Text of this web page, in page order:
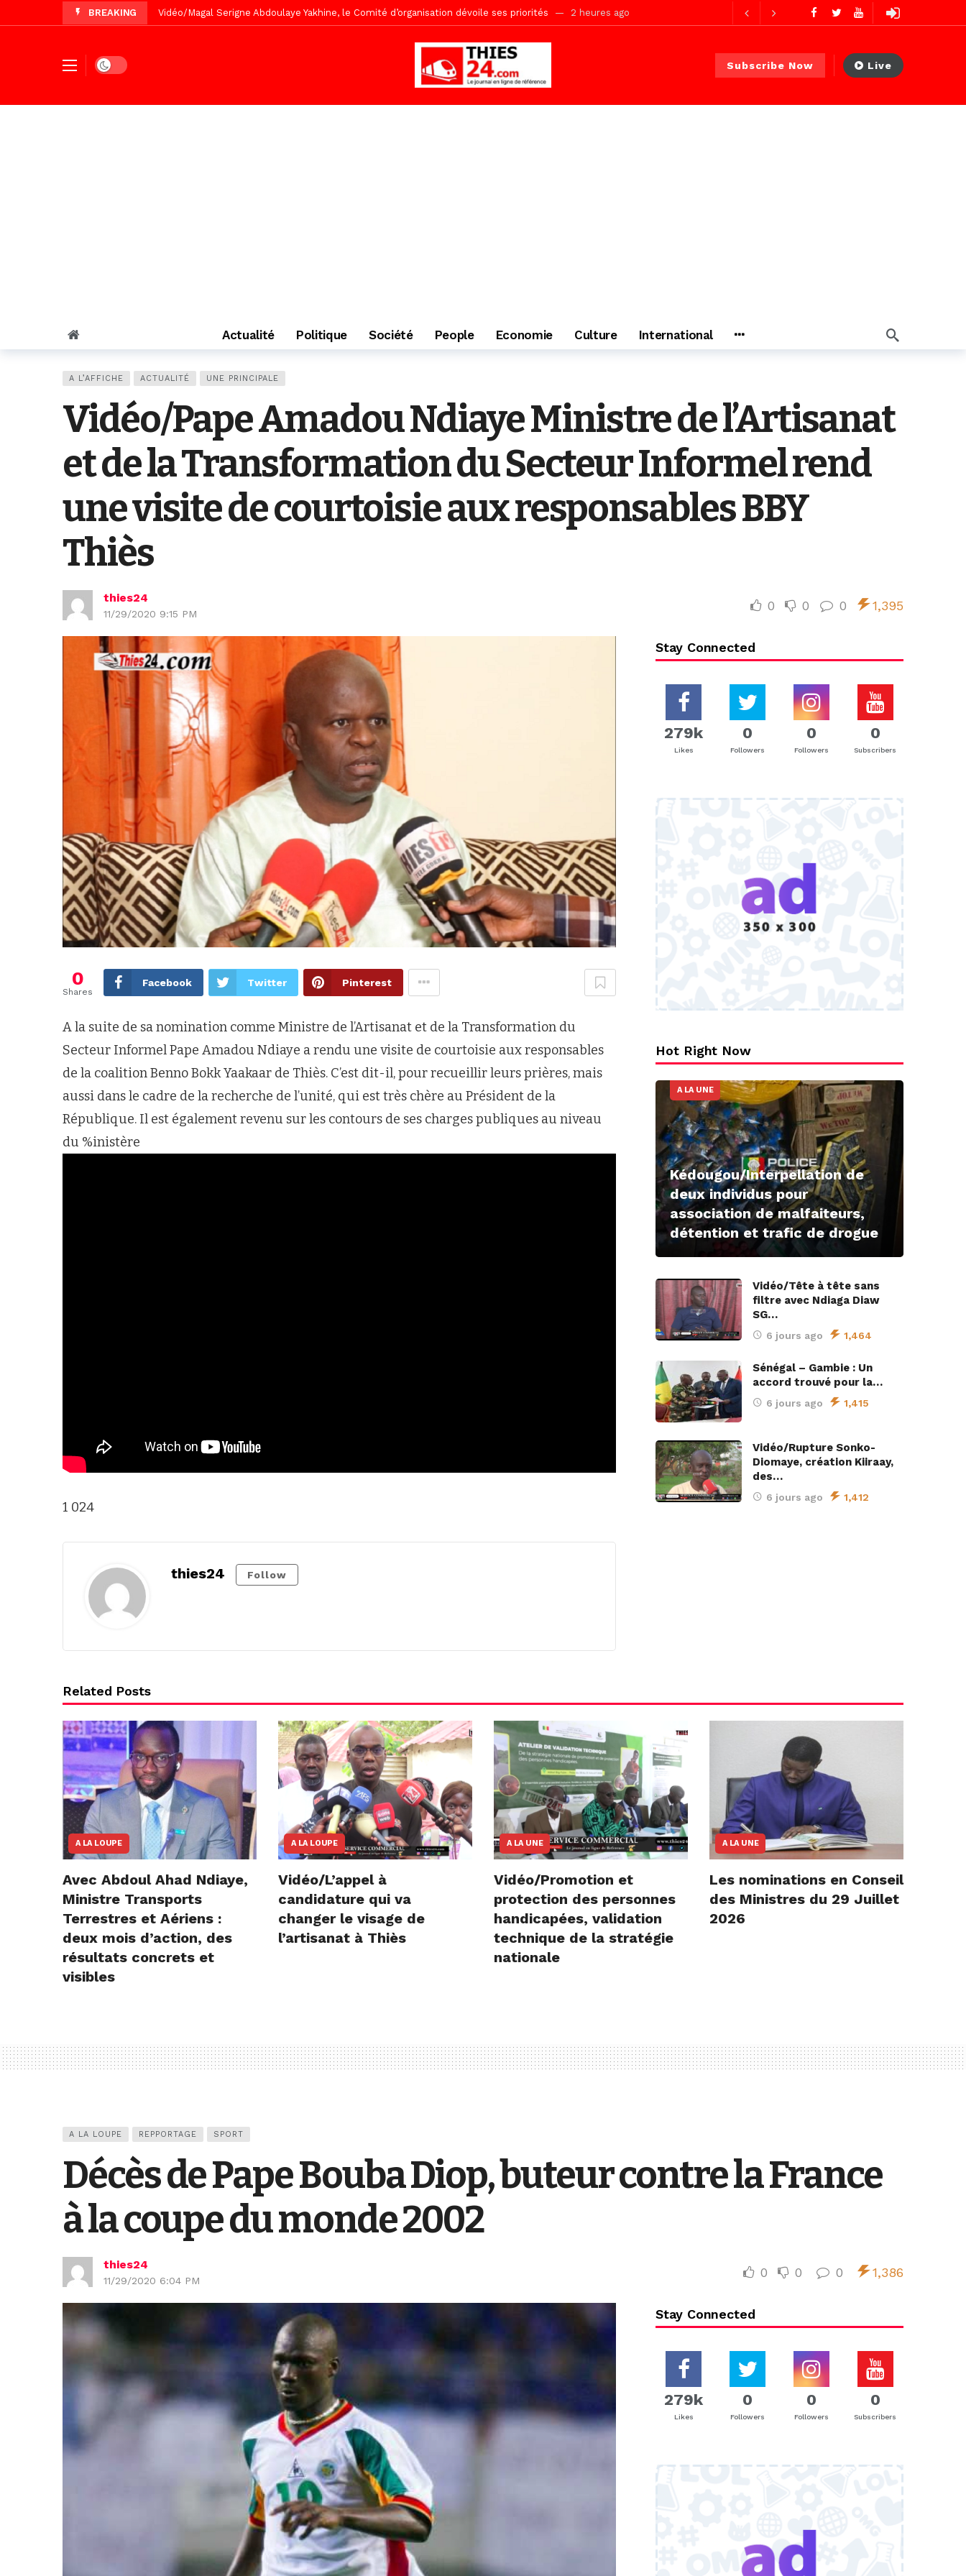
BREAKING
Vidéo/Chérif Nehma Aïdara Diamaguène Nimzath Thiès, mesures annoncées pour une réussite 2 heures ago
Tivaouane/L’hôpital Seydi El Hadji Malick Sy reçoit ses premiers malades lundi 10 Août
Recomposition politique : l’alternative sénégalaise ne peut se réduire au seul libéralisme (Lamine Diouck PS)
Vidéo/ Gamou de Keur Mame El Hadji, l’appel du Khalif Général 23 heures ago
Dark mode Subscribe Now Live
Actualité Politique Société People Economie Culture International
A L’AFFICHE ACTUALITÉ UNE PRINCIPALE
Vidéo/Pape Amadou Ndiaye Ministre de l’Artisanat
et de la Transformation du Secteur Informel rend
une visite de courtoisie aux responsables BBY
Thiès
thies24
11/29/2020 9:15 PM
0 0 0 1,395
0
Shares
Facebook Twitter Pinterest
A la suite de sa nomination comme Ministre de l’Artisanat et de la Transformation du
Secteur Informel Pape Amadou Ndiaye a rendu une visite de courtoisie aux responsables
de la coalition Benno Bokk Yaakaar de Thiès. C’est dit-il, pour recueillir leurs prières, mais
aussi dans le cadre de la recherche de l’unité, qui est très chère au Président de la
République. Il est également revenu sur les contours de ses charges publiques au niveau
du %inistère
1 024
thies24 Follow
Stay Connected
279k
Likes
0
Followers
0
Followers
0
Subscribers
Hot Right Now
A LA UNE
Kédougou/Interpellation de
deux individus pour
association de malfaiteurs,
détention et trafic de drogue
Vidéo/Tête à tête sans
filtre avec Ndiaga Diaw
SG…
6 jours ago 1,464
Sénégal – Gambie : Un
accord trouvé pour la…
6 jours ago 1,415
Vidéo/Rupture Sonko-
Diomaye, création Kiiraay,
des…
6 jours ago 1,412
Related Posts
A LA LOUPE
Avec Abdoul Ahad Ndiaye,
Ministre Transports
Terrestres et Aériens :
deux mois d’action, des
résultats concrets et
visibles
A LA LOUPE
Vidéo/L’appel à
candidature qui va
changer le visage de
l’artisanat à Thiès
A LA UNE
Vidéo/Promotion et
protection des personnes
handicapées, validation
technique de la stratégie
nationale
A LA UNE
Les nominations en Conseil
des Ministres du 29 Juillet
2026
A LA LOUPE REPPORTAGE SPORT
Décès de Pape Bouba Diop, buteur contre la France
à la coupe du monde 2002
thies24
11/29/2020 6:04 PM
0 0 0 1,386
Stay Connected
279k
Likes
0
Followers
0
Followers
0
Subscribers